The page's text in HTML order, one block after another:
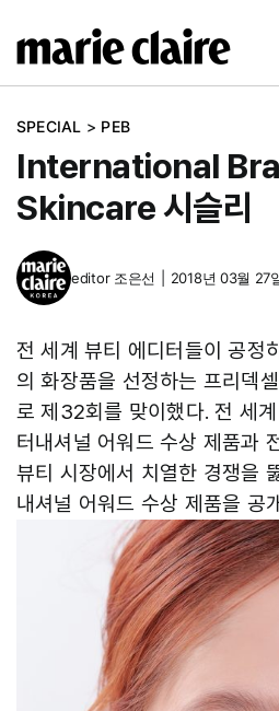
텐
건SPECIAL > PEB
International
Skincare 시슬리
editor 조은선 2018년 03월 27
전 세계 뷰티 에디터들이 공정
의 화장품을 선정하는 프리덱
로 제32회를 맞이했다. 전 세
터내셔널 어워드 수상 제품과
뷰티 시장에서 치열한 경쟁을
내셔널 어워드 수상 제품을 공